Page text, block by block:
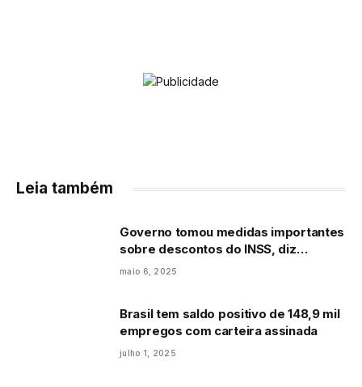
Leia também
Governo tomou medidas importantes
sobre descontos do INSS, diz
Marinho
maio 6, 2025
Brasil tem saldo positivo de 148,9 mil
empregos com carteira assinada
julho 1, 2025